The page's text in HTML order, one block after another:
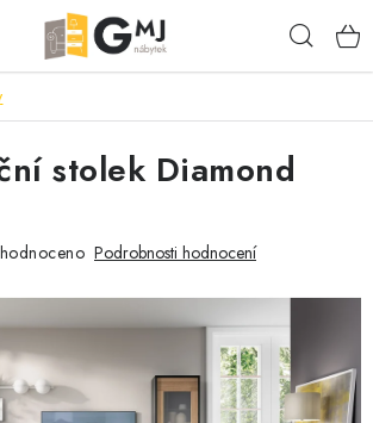
stolek Diamond
Podrobnosti hodnocení